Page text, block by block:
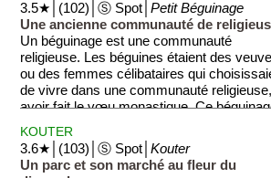
3.5★│(102)│Ⓢ Spot│Petit Béguinage
Une ancienne communauté de
Un béguinage est une communauté
religieuse. Les béguines étaient des
ou des femmes célibataires qui
de vivre dans une communauté
avoir fait le vœu monastique. Ce
par Jeanne de Constantinople. Avec ses
briques et leurs jardinets, profitez de ce
charmant; il n'a pas changé depuis le 17e
KOUTER
3.6★│(103)│Ⓢ Spot│Kouter
Un parc et son marché au fleur du